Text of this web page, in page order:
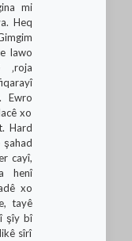
mi
Heq
lawo
‚roja
Ewro
xo
Hard
şahad
cayî,
henî
xo
tayê
şîy bî
sîrî